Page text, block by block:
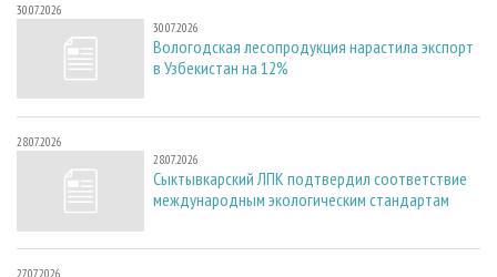
30.07.2026
30.07.2026
Вологодская лесопродукция нарастила экспорт
в Узбекистан на 12%
28.07.2026
28.07.2026
Сыктывкарский ЛПК подтвердил соответствие
международным экологическим стандартам
27.07.2026